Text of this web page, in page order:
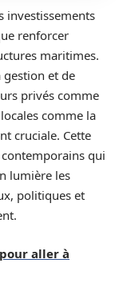
investissements
renforcer
maritimes.
gestion et de
privés comme
comme la
cruciale. Cette
contemporains qui
lumière les
politiques et
aller à